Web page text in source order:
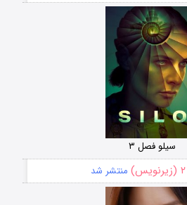
سیلو فصل ۳
۲ (زیرنویس) منتشر شد